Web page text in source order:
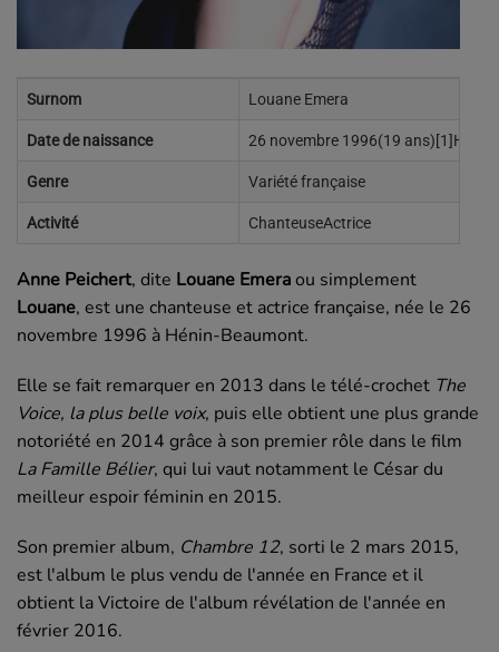
Surnom Louane Emera
Date de naissance 26 novembre 1996(19
Genre Variété française
Activité ChanteuseActrice
Anne Peichert, dite Louane Emeraou simplement
Louane, est une chanteuse et actrice française, née le 26
novembre 1996 à Hénin-Beaumont.
Elle se fait remarquer en 2013 dans le télé-crochet The
Voice, la plus belle voix, puis elle obtient une plus grande
notoriété en 2014 grâce à son premier rôle dans le film
La Famille Bélier, qui lui vaut notamment le César du
meilleur espoir féminin en 2015.
Son premier album, Chambre 12, sorti le 2 mars 2015,
est l'album le plus vendu de l'année en France et il
obtient la Victoire de l'album révélation de l'année en
février 2016.